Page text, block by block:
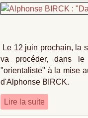
Le 12 juin prochain, la
va procéder, dans
"orientaliste" à la mise
d'Alphonse BIRCK.
Lire la suite